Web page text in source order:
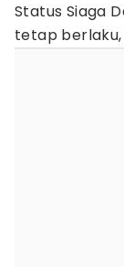
Status Siaga
tetap berlaku,